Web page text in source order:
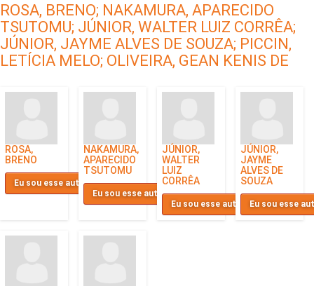
ROSA, BRENO; NAKAMURA, APARECIDO
TSUTOMU; JÚNIOR, WALTER LUIZ CORRÊA;
JÚNIOR, JAYME ALVES DE SOUZA; PICCIN,
LETÍCIA MELO; OLIVEIRA, GEAN KENIS DE
ROSA,
BRENO
Eu sou esse autor
NAKAMURA,
APARECIDO
TSUTOMU
Eu sou esse autor
JÚNIOR,
WALTER
LUIZ
CORRÊA
Eu sou esse autor
JÚNIOR,
JAYME
ALVES DE
SOUZA
Eu sou esse